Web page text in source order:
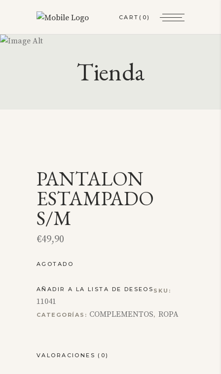
CART (0)
Tienda
PANTALON
ESTAMPADO
S/M
€49,90
AGOTADO
AÑADIR A LA LISTA DE DESEOS SKU:
11041
CATEGORÍAS: COMPLEMENTOS, ROPA
VALORACIONES (0)